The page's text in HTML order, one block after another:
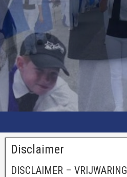
Disclaimer
DISCLAIMER – VRIJWARING